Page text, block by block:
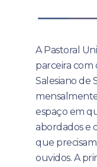
A Pastoral
parceira com
Salesiano de
espaço em
abordados e
que
ouvidos. A